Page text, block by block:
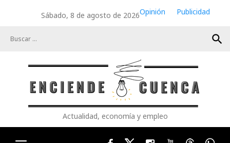
Sábado, 8 de agosto de 2026Opinión
Publicidad
search
Actualidad, economía y empleo